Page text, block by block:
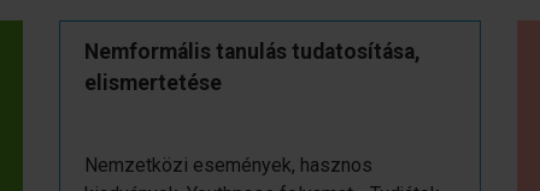
Nemformális tanulás tudatosítása,
elismertetése
Nemzetközi események, hasznos